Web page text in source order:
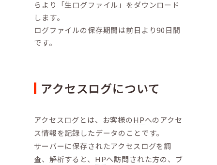
らより「生ログファイル」をダウンロード
します。
ログファイルの保存期間は前日より90日間
です。
アクセスログについて
アクセスログとは、お客様のHPへのアクセ
ス情報を記録したデータのことです。
サーバーに保存されたアクセスログを調
査、解析すると、 HPへ訪問された方の、ブ